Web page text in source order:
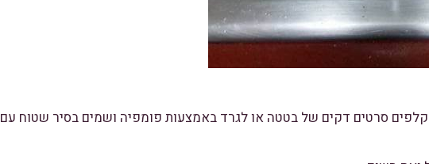
סרטים דקים של בטטה או לגרד באמצעות פומפיה ושמים בסיר שטוח עם